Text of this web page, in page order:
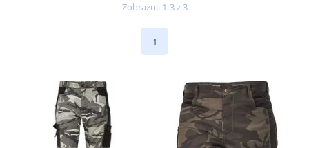
Zobrazuji 1-3 z 3
1